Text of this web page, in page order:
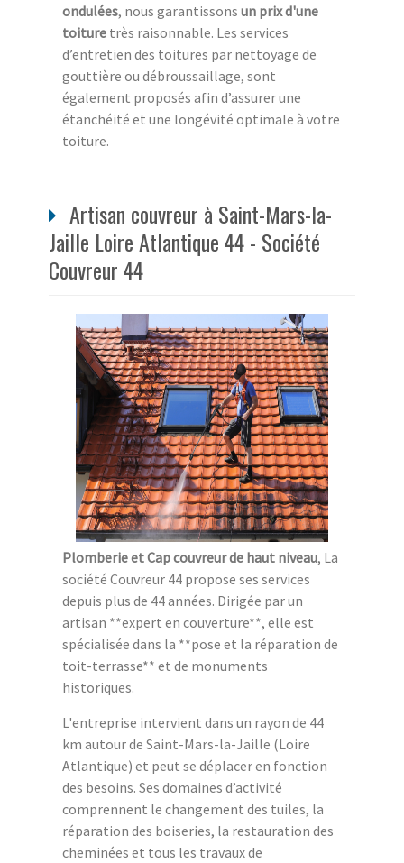
ondulées, nous garantissons un prix d'une
toiture très raisonnable. Les services
d’entretien des toitures par nettoyage de
gouttière ou débroussaillage, sont
également proposés afin d’assurer une
étanchéité et une longévité optimale à votre
toiture.
Artisan couvreur à Saint-Mars-la-
Jaille Loire Atlantique 44 - Société
Couvreur 44
Plomberie et Cap couvreur de haut niveau, La
société Couvreur 44 propose ses services
depuis plus de 44 années. Dirigée par un
artisan **expert en couverture**, elle est
spécialisée dans la **pose et la réparation de
toit-terrasse** et de monuments
historiques.
L'entreprise intervient dans un rayon de 44
km autour de Saint-Mars-la-Jaille (Loire
Atlantique) et peut se déplacer en fonction
des besoins. Ses domaines d’activité
comprennent le changement des tuiles, la
réparation des boiseries, la restauration des
cheminées et tous les travaux de